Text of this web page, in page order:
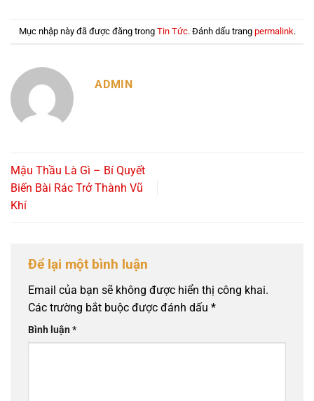
Mục nhập này đã được đăng trong Tin Tức. Đánh dấu trang permalink.
ADMIN
Mậu Thầu Là Gì – Bí Quyết
Biến Bài Rác Trở Thành Vũ
Khí
Để lại một bình luận
Email của bạn sẽ không được hiển thị công khai.
Các trường bắt buộc được đánh dấu *
Bình luận*